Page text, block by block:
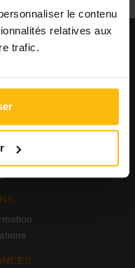
le contenu
relatives aux
trafic.
CV